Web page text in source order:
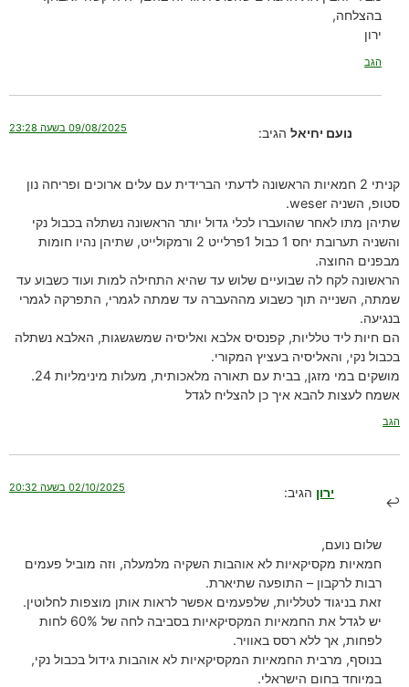
בהצלחה,
ירון
הגב
נועם יחיאל הגיב: 09/08/2025 בשעה 23:28
קניתי 2 חמאיות הראשונה לדעתי הברידית עם עלים ארוכים ופריחה נון
סטופ, השניה weser.
שתיהן מתו לאחר שהועברו לכלי גדול יותר הראשונה נשתלה בכבול נקי
והשניה תערובת יחס 1 כבול 1פרלייט 2 ורמקולייט, שתיהן נהיו חומות
מבפנים החוצה.
הראשונה לקח לה שבועיים שלוש עד שהיא התחילה למות ועוד כשבוע עד
שמתה, השנייה תוך כשבוע מההעברה עד שמתה לגמרי, התפרקה לגמרי
בנגיעה.
הם חיות ליד טלליות, קפנסיס אלבא ואליסיה שמשגשגות, האלבא נשתלה
בכבול נקי, והאליסיה בעציץ המקורי.
מושקים במי מזגן, בבית עם תאורה מלאכותית, מעלות מינימליות 24.
אשמח לעצות להבא איך כן להצליח לגדל
הגב
ירון הגיב: 02/10/2025 בשעה 20:32
שלום נועם,
חמאיות מקסיקאיות לא אוהבות השקיה מלמעלה, וזה מוביל פעמים
רבות לרקבון – התופעה שתיארת.
זאת בניגוד לטלליות, שלפעמים אפשר לראות אותן מוצפות לחלוטין.
יש לגדל את החמאיות המקסיקאיות בסביבה לחה של 60% לחות
לפחות, אך ללא רסס באוויר.
בנוסף, מרבית החמאיות המקסיקאיות לא אוהבות גידול בכבול נקי,
במיוחד בחום הישראלי.